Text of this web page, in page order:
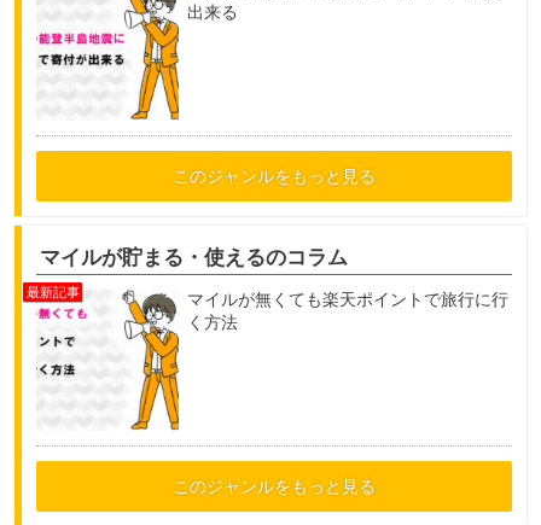
出来る
このジャンルをもっと見る
マイルが貯まる・使えるのコラム
マイルが無くても楽天ポイントで旅行に行
く方法
このジャンルをもっと見る